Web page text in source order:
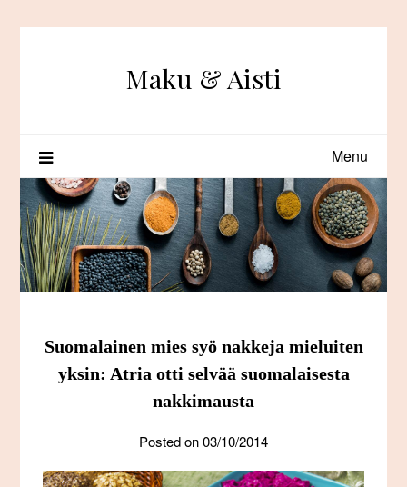
Maku & Aisti
Menu
Suomalainen mies syö nakkeja mieluiten
yksin: Atria otti selvää suomalaisesta
nakkimausta
Posted on03/10/2014